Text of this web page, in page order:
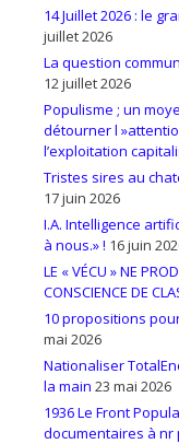
14 Juillet 2026 : le
juillet 2026
La question
12 juillet 2026
Populisme ; un
détourner l
l’exploitation
Tristes sires au
17 juin 2026
I.A. Intelligence
à nous.» ! 16 juin
LE « VÉCU » NE
CONSCIENCE DE
10 propositions
mai 2026
Nationaliser
la main 23 mai 2026
1936 Le Front
documentaires à